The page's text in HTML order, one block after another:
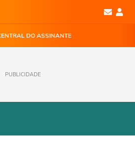
DO ASSINANTE
PUBLICIDADE